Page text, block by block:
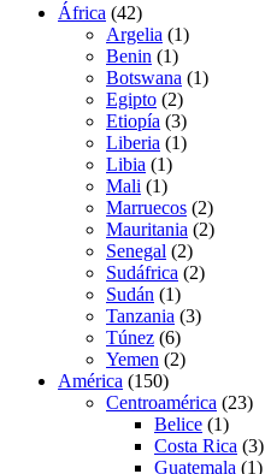
África (42)
Argelia (1)
Benin (1)
Botswana (1)
Egipto (2)
Etiopía (3)
Liberia (1)
Libia (1)
Mali (1)
Marruecos (2)
Mauritania (2)
Senegal (2)
Sudáfrica (2)
Sudán (1)
Tanzania (3)
Túnez (6)
Yemen (2)
América (150)
Centroamérica (23)
Belice (1)
Costa Rica (3)
Guatemala (1)